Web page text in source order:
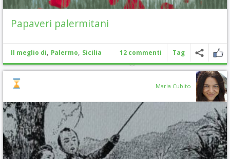
Papaveri palermitani
Il meglio di, Palermo, Sicilia 12 commenti Tag
Maria Cubito